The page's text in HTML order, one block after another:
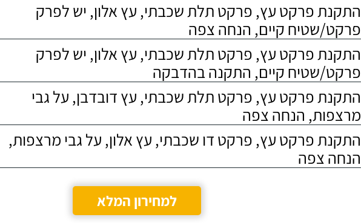
התקנת פרקט עץ, פרקט תלת שכבתי, עץ אלון, יש לפרק
פרקט/שטיח קיים, הנחה צפה
התקנת פרקט עץ, פרקט תלת שכבתי, עץ אלון, יש לפרק
פרקט/שטיח קיים, התקנה בהדבקה
התקנת פרקט עץ, פרקט תלת שכבתי, עץ דובדבן, על גבי
מרצפות, הנחה צפה
התקנת פרקט עץ, פרקט דו שכבתי, עץ אלון, על גבי מרצפות,
הנחה צפה
למחירון המלא